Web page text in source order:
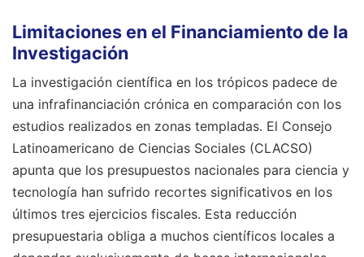
Limitaciones en el Financiamiento de la
Investigación
La investigación científica en los trópicos padece de
una infrafinanciación crónica en comparación con los
estudios realizados en zonas templadas. El Consejo
Latinoamericano de Ciencias Sociales (CLACSO)
apunta que los presupuestos nacionales para ciencia y
tecnología han sufrido recortes significativos en los
últimos tres ejercicios fiscales. Esta reducción
presupuestaria obliga a muchos científicos locales a